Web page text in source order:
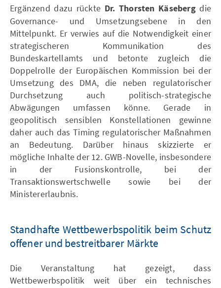
Ergänzend dazu rückte Dr. Thorsten Käsebergdie
Governance- und Umsetzungsebene in den
Mittelpunkt. Er verwies auf die Notwendigkeit einer
strategischeren Kommunikation des
Bundeskartellamts und betonte zugleich die
Doppelrolle der Europäischen Kommission bei der
Umsetzung des DMA, die neben regulatorischer
Durchsetzung auch politisch-strategische
Abwägungen umfassen könne. Gerade in
geopolitisch sensiblen Konstellationen gewinne
daher auch das Timing regulatorischer Maßnahmen
an Bedeutung. Darüber hinaus skizzierte er
mögliche Inhalte der 12. GWB-Novelle, insbesondere
in der Fusionskontrolle, bei der
Transaktionswertschwelle sowie bei der
Ministererlaubnis.
Standhafte Wettbewerbspolitik beim Schutz
offener und bestreitbarer Märkte
Die Veranstaltung hat gezeigt, dass
Wettbewerbspolitik weit über ein technisches